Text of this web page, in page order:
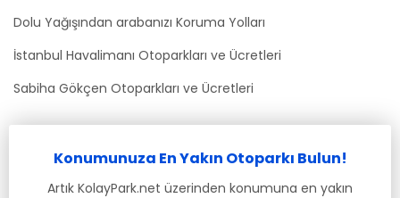
Dolu Yağışından arabanızı Koruma Yolları
İstanbul Havalimanı Otoparkları ve Ücretleri
Sabiha Gökçen Otoparkları ve Ücretleri
Konumunuza En Yakın Otoparkı Bulun!
Artık KolayPark.net üzerinden konumuna en yakın